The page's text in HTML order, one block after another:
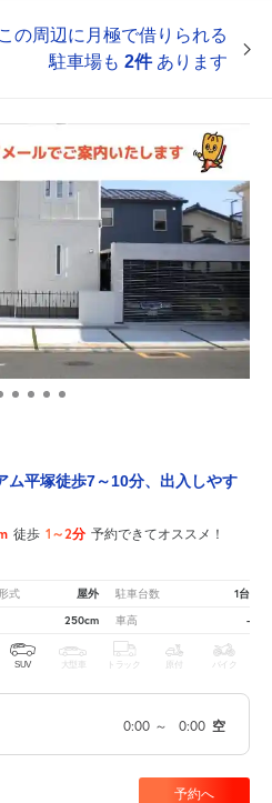
この周辺に月極で借りられる
駐車場も 2件あります
ム平塚徒歩7～10分、出入しやす
徒歩 1～2分 予約できてオススメ！
式 屋外 駐車台数 1台
250cm 車高 -
SUV 大型車 トラック 原付 バイク
0:00 ～ 0:00 空
予約へ